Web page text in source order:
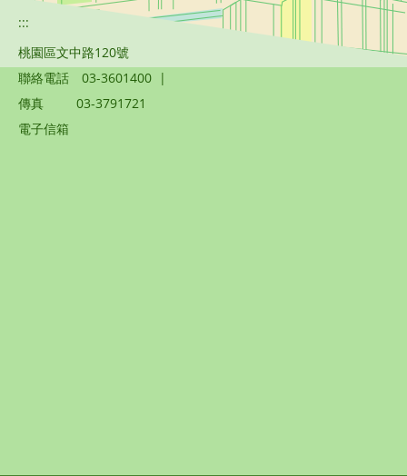
:::
桃園區文中路120號
聯絡電話
03-3601400 |
傳真
03-3791721
電子信箱